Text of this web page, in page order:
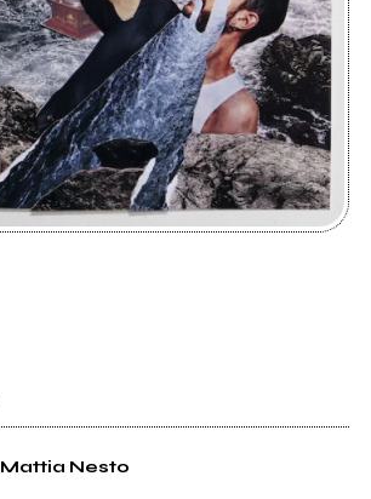
Mattia Nesto